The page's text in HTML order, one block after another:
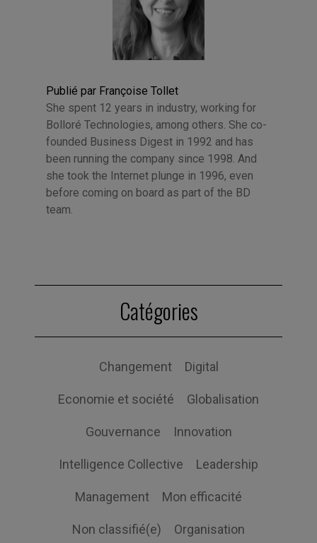
Publié par Françoise Tollet
She spent 12 years in industry, working for
Bolloré Technologies, among others. She co-
founded Business Digest in 1992 and has
been running the company since 1998. And
she took the Internet plunge in 1996, even
before coming on board as part of the BD
team.
Catégories
Changement Digital
Economie et société Globalisation
Gouvernance Innovation
Intelligence Collective Leadership
Management Mon efficacité
Non classifié(e) Organisation